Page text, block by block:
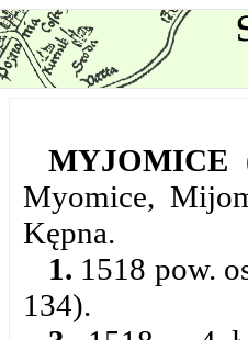
MYJOMICE
Myomice,
Kępna.
1. 1518 pow.
134).